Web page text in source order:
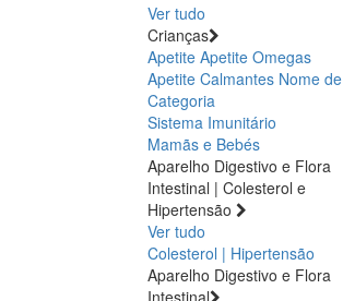
Ver tudo
Crianças
Apetite Apetite Omegas
Apetite Calmantes Nome de
Categoria
Sistema Imunitário
Mamãs e Bebés
Aparelho Digestivo e Flora
Intestinal | Colesterol e
Hipertensão
Ver tudo
Colesterol | Hipertensão
Aparelho Digestivo e Flora
Intestinal